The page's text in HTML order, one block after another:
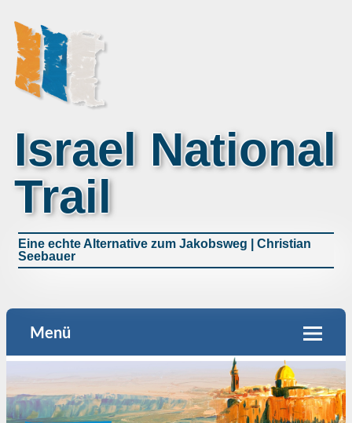
Israel National
Trail
Eine echte Alternative zum Jakobsweg | Christian
Seebauer
Menü